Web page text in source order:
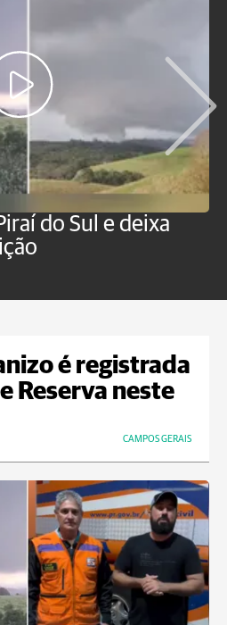
do Sul e deixa
é registrada
Reserva neste
CAMPOS GERAIS